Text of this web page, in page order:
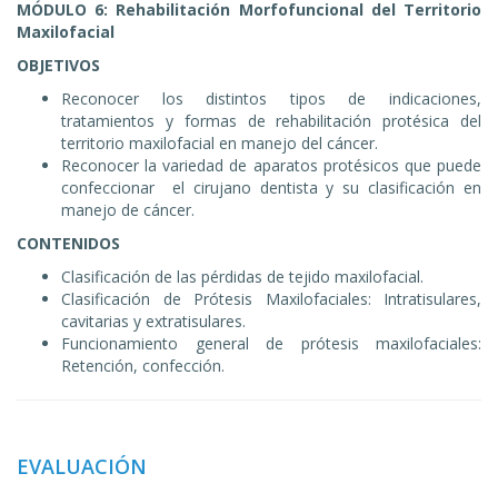
MÓDULO 6: Rehabilitación Morfofuncional del Territorio
Maxilofacial
OBJETIVOS
Reconocer los distintos tipos de indicaciones,
tratamientos y formas de rehabilitación protésica del
territorio maxilofacial en manejo del cáncer.
Reconocer la variedad de aparatos protésicos que puede
confeccionar el cirujano dentista y su clasificación en
manejo de cáncer.
CONTENIDOS
Clasificación de las pérdidas de tejido maxilofacial.
Clasificación de Prótesis Maxilofaciales: Intratisulares,
cavitarias y extratisulares.
Funcionamiento general de prótesis maxilofaciales:
Retención, confección.
EVALUACIÓN